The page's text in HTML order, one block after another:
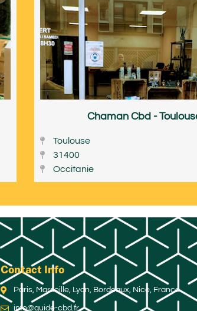
Chaman Cbd -
Toulouse
31400
Occitanie
Contact Info
Paris, Marseille, Lyon, Bordeaux, Nice, France
info@guide-cbd.fr